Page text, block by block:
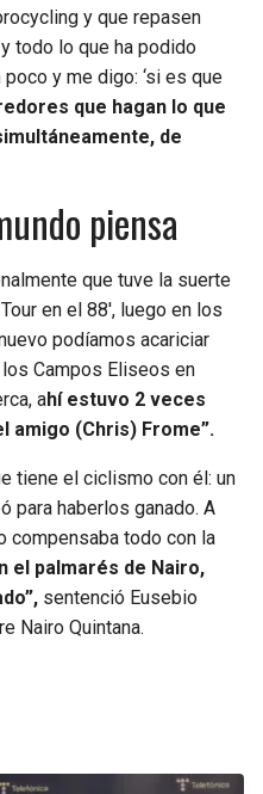
y que repasen
todo lo que ha podido
y me digo: ‘si es que
que hagan lo que
de
piensa
que tuve la suerte
en el 88′, luego en los
podíamos acariciar
Campos Eliseos en
ahí estuvo 2 veces
amigo (Chris) Frome”.
tiene el ciclismo con él: un
para haberlos ganado. A
compensaba todo con la
el palmarés de Nairo,
sentenció Eusebio
Nairo Quintana.